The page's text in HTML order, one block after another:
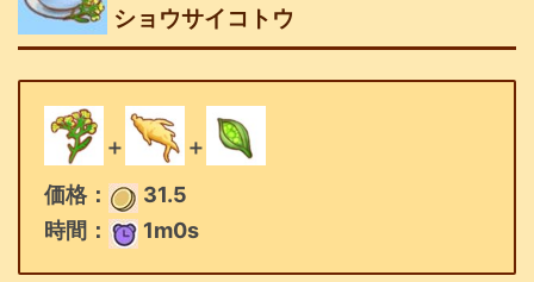
ショウサイコトウ
＋
＋
価格：
31.5
時間：
1m0s